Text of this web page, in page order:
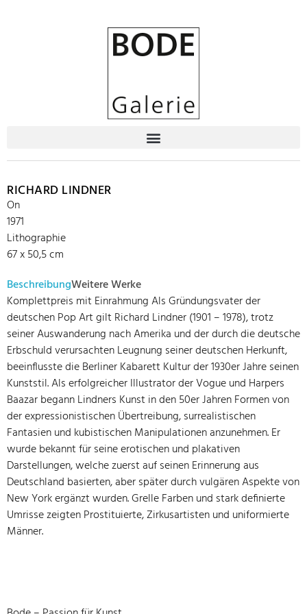
RICHARD LINDNER
On
1971
Lithographie
67 x 50,5 cm
BeschreibungWeitere Werke
Komplettpreis mit Einrahmung Als Gründungsvater der
deutschen Pop Art gilt Richard Lindner (1901 – 1978), trotz
seiner Auswanderung nach Amerika und der durch die deutsche
Erbschuld verursachten Leugnung seiner deutschen Herkunft,
beeinflusste die Berliner Kabarett Kultur der 1930er Jahre seinen
Kunststil. Als erfolgreicher Illustrator der Vogue und Harpers
Baazar begann Lindners Kunst in den 50er Jahren Formen von
der expressionistischen Übertreibung, surrealistischen
Fantasien und kubistischen Manipulationen anzunehmen. Er
wurde bekannt für seine erotischen und plakativen
Darstellungen, welche zuerst auf seinen Erinnerung aus
Deutschland basierten, aber später durch vulgären Aspekte von
New York ergänzt wurden. Grelle Farben und stark definierte
Umrisse zeigten Prostituierte, Zirkusartisten und uniformierte
Männer.